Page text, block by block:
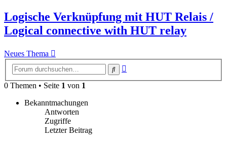
Logische Verknüpfung mit HUT Relais /
Logical connective with HUT relay
Neues Thema
Suche
0 Themen • Seite 1 von 1
Bekanntmachungen
Antworten
Zugriffe
Letzter Beitrag